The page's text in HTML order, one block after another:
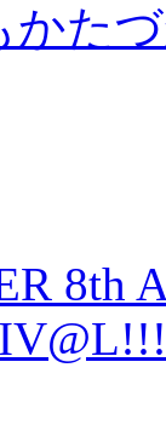
かた
8th